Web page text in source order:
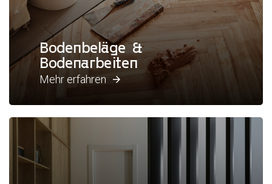
Bodenbeläge &
Bodenarbeiten
Mehr erfahren